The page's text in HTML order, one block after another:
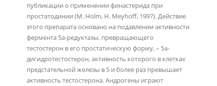
публикации о применении финастерида при
простатодинии (M. Holm, H. Meyhoff, 1997). Действие
этого препарата основано на подавлении активности
фермента 5a-редуктазы, превращающего
тестостерон в его простатическую форму, – 5a-
дигидротестостерон, активность которого в клетках
предстательной железы в 5 и более раз превышает
активность тестостерона. Андрогены играют